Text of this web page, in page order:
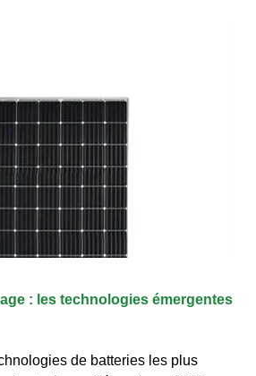
: les technologies émergentes
de batteries les plus